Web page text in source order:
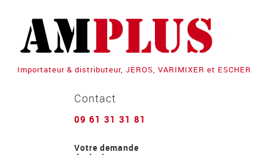
Importateur & distributeur, JEROS, VARIMIXER et ESCHER
Contact
09 61 31 31 81
Votre demande